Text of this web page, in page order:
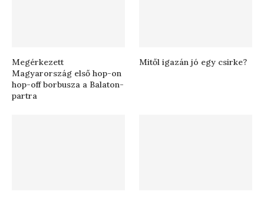
Megérkezett
Magyarország első hop-on
hop-off borbusza a Balaton-
partra
Mitől igazán jó egy csirke?